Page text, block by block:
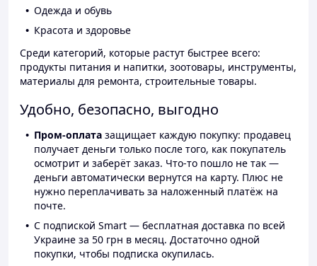
Одежда и обувь
Красота и здоровье
Среди категорий, которые растут быстрее всего:
продукты питания и напитки, зоотовары, инструменты,
материалы для ремонта, строительные товары.
Удобно, безопасно, выгодно
Пром-оплата защищает каждую покупку: продавец
получает деньги только после того, как покупатель
осмотрит и заберёт заказ. Что-то пошло не так —
деньги автоматически вернутся на карту. Плюс не
нужно переплачивать за наложенный платёж на
почте.
С подпиской Smart — бесплатная доставка по всей
Украине за 50 грн в месяц. Достаточно одной
покупки, чтобы подписка окупилась.